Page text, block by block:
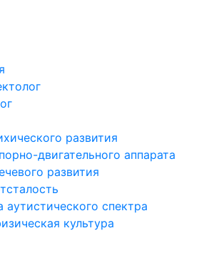
развития
двигательного аппарата
развития
аутистического спектра
культура